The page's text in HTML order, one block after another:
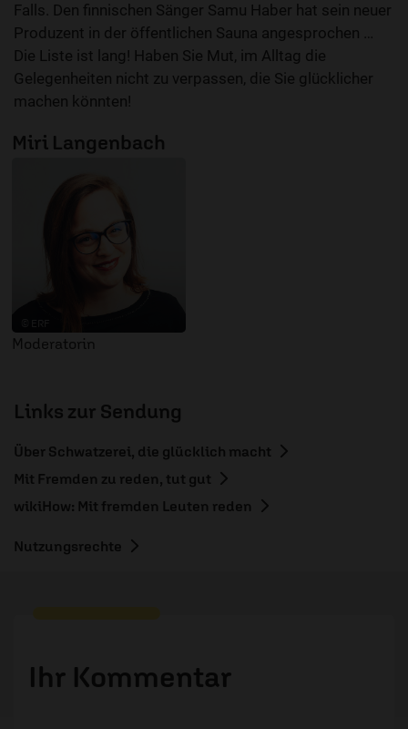
Falls. Den finnischen Sänger Samu Haber hat sein neuer
Produzent in der öffentlichen Sauna angesprochen …
Die Liste ist lang! Haben Sie Mut, im Alltag die
Gelegenheiten nicht zu verpassen, die Sie glücklicher
machen könnten!
Miri Langenbach
Moderatorin
Links zur Sendung
Über Schwatzerei, die glücklich macht
Mit Fremden zu reden, tut gut
wikiHow: Mit fremden Leuten reden
Nutzungsrechte
Ihr Kommentar